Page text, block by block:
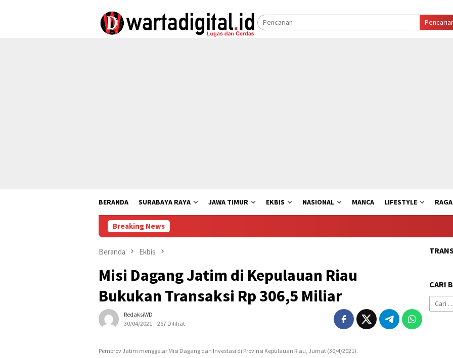
BERANDA SURABAYA RAYA JAWA TIMUR EKBIS NASIONAL MANCA LIFESTYLE
Breaking News
Beranda Ekbis
Misi Dagang Jatim di Kepulauan Riau
Bukukan Transaksi Rp 306,5 Miliar
RedaksiWD
30/04/2021
267 Dilihat
Pemprov Jatim menggelar Misi Dagang dan Investasi di Provinsi Kepulauan Riau, Jumat (30/4/2021).
CARI
Cari
untuk: